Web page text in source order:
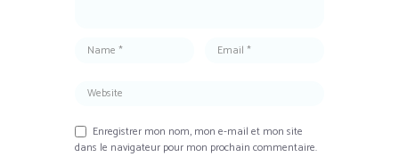
Enregistrer mon nom, mon e-mail et mon site
dans le navigateur pour mon prochain commentaire.